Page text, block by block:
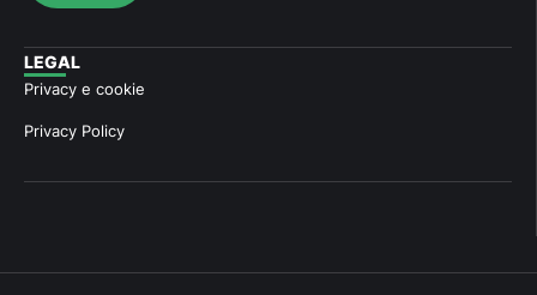
LEGAL
Privacy e cookie
Privacy Policy